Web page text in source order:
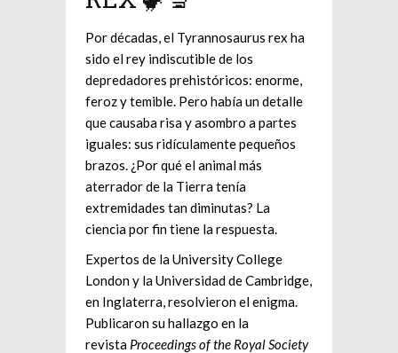
Por décadas, el Tyrannosaurus rex ha
sido el rey indiscutible de los
depredadores prehistóricos: enorme,
feroz y temible. Pero había un detalle
que causaba risa y asombro a partes
iguales: sus ridículamente pequeños
brazos. ¿Por qué el animal más
aterrador de la Tierra tenía
extremidades tan diminutas? La
ciencia por fin tiene la respuesta.
Expertos de la University College
London y la Universidad de Cambridge,
en Inglaterra, resolvieron el enigma.
Publicaron su hallazgo en la
revista Proceedings of the Royal Society